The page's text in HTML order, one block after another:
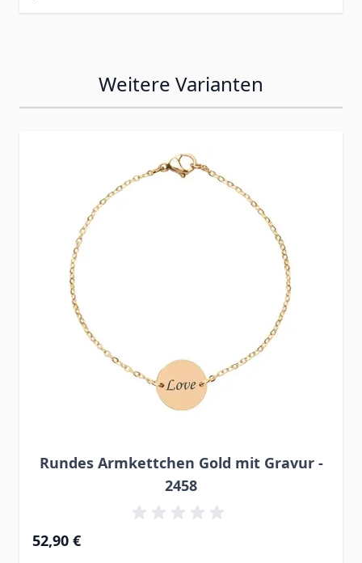
Weitere Varianten
Rundes Armkettchen Gold mit Gravur -
2458
52,90 €